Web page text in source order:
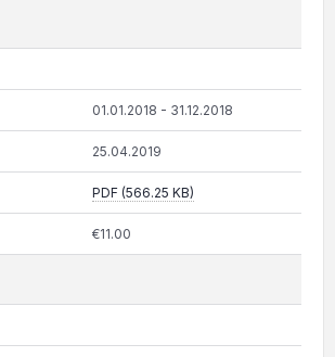
01.01.2018 - 31.12.2018
25.04.2019
PDF (566.25 KB)
€11.00